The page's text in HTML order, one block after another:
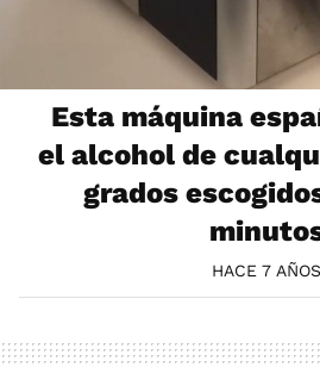
Esta máquina
el alcohol de
grados
HACE 7 AÑOS